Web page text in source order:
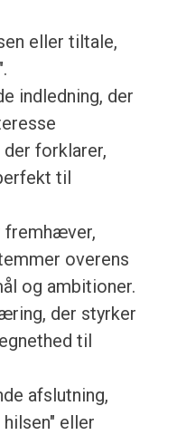
eller tiltale,
indledning, der
forklarer,
til
fremhæver,
overens
og ambitioner.
der styrker
til
afslutning,
eller